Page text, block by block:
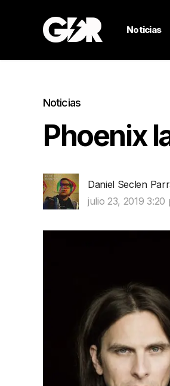
Noticias
Noticias
Phoenix
Daniel Seclen
julio 23, 2019 3:20